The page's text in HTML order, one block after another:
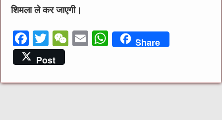
शिमला ले कर जाएगी।
F
a
c
e
T
w
it
te
W
h
E
l
W
s
Share
Post